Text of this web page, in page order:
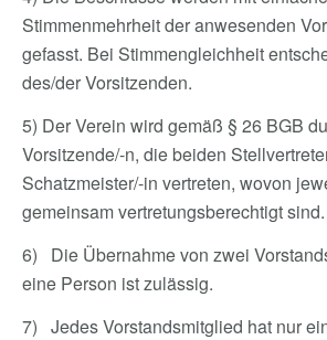
Stimmenmehrheit der anwesenden
gefasst. Bei Stimmengleichheit
des/der Vorsitzenden.
5) Der Verein wird gemäß § 26 BGB
Vorsitzende/-n, die beiden
Schatzmeister/-in vertreten, wovon
gemeinsam vertretungsberechtigt sind.
6) Die Übernahme von zwei
eine Person ist zulässig.
7) Jedes Vorstandsmitglied hat nur